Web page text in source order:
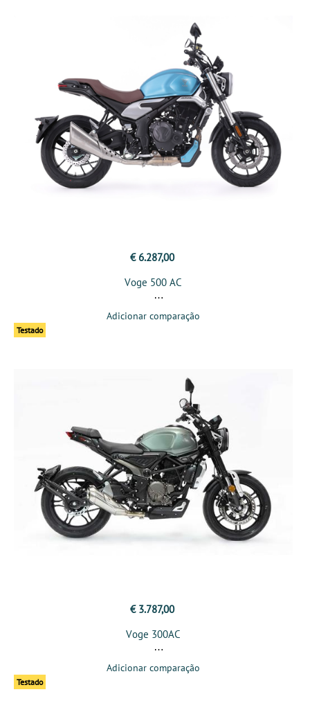
€ 6.287,00
Voge 500 AC
Adicionar comparação
Testado
€ 3.787,00
Voge 300AC
Adicionar comparação
Testado